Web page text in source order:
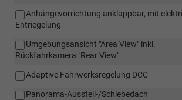
Anhängevorrichtung anklappbar, mit
Entriegelung
Umgebungsansicht "Area View" inkl.
Rückfahrkamera "Rear View"
Adaptive Fahrwerksregelung DCC
Panorama-Ausstell-/Schiebedach